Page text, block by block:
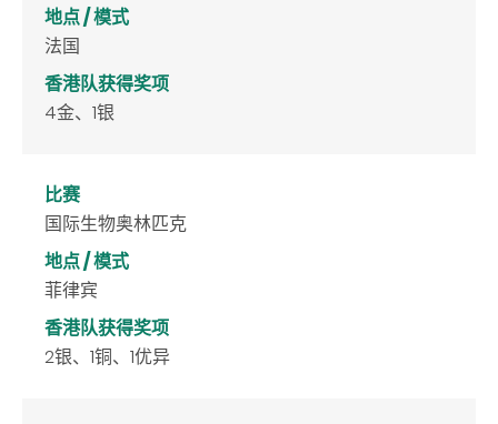
地点 / 模式
法国
香港队获得奖项
4金、1银
比赛
国际生物奥林匹克
地点 / 模式
菲律宾
香港队获得奖项
2银、1铜、1优异